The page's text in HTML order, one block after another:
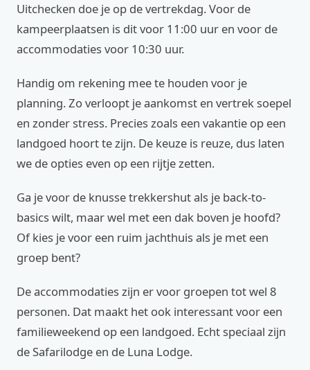
Uitchecken doe je op de vertrekdag. Voor de
kampeerplaatsen is dit voor 11:00 uur en voor de
accommodaties voor 10:30 uur.
Handig om rekening mee te houden voor je
planning. Zo verloopt je aankomst en vertrek soepel
en zonder stress. Precies zoals een vakantie op een
landgoed hoort te zijn. De keuze is reuze, dus laten
we de opties even op een rijtje zetten.
Ga je voor de knusse trekkershut als je back-to-
basics wilt, maar wel met een dak boven je hoofd?
Of kies je voor een ruim jachthuis als je met een
groep bent?
De accommodaties zijn er voor groepen tot wel 8
personen. Dat maakt het ook interessant voor een
familieweekend op een landgoed. Echt speciaal zijn
de Safarilodge en de Luna Lodge.